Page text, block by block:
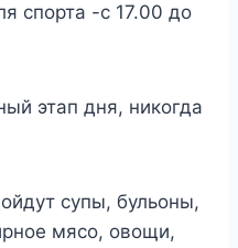
спорта -с 17.00 до
этап дня, никогда
супы, бульоны,
мясо, овощи,